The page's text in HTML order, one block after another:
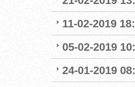
11-02-2019
05-02-2019
24-01-2019